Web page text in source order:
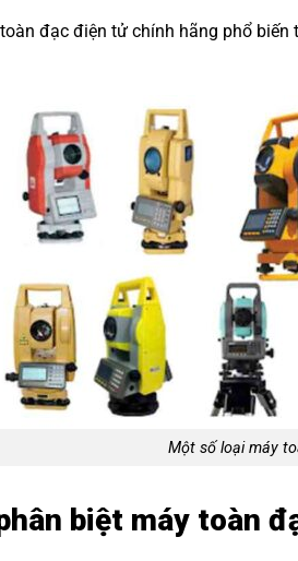
đạc điện tử chính hãng phổ biến
Một số loại máy
biệt máy toàn